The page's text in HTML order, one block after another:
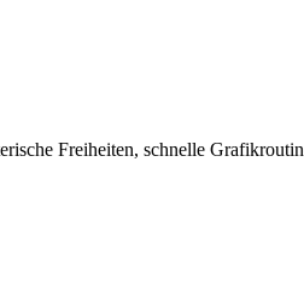
Freiheiten, schnelle